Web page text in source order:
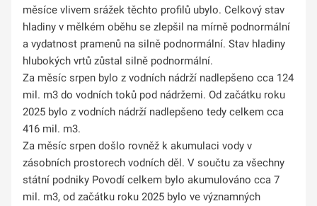
měsíce vlivem srážek těchto profilů ubylo. Celkový stav
hladiny v mělkém oběhu se zlepšil na mírně podnormální
a vydatnost pramenů na silně podnormální. Stav hladiny
hlubokých vrtů zůstal silně podnormální.
Za měsíc srpen bylo z vodních nádrží nadlepšeno cca 124
mil. m3 do vodních toků pod nádržemi. Od začátku roku
2025 bylo z vodních nádrží nadlepšeno tedy celkem cca
416 mil. m3.
Za měsíc srpen došlo rovněž k akumulaci vody v
zásobních prostorech vodních děl. V součtu za všechny
státní podniky Povodí celkem bylo akumulováno cca 7
mil. m3, od začátku roku 2025 bylo ve významných